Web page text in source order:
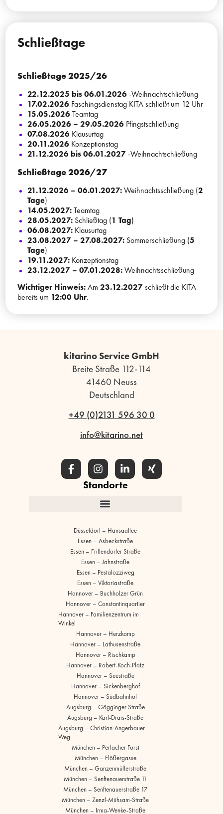
Schließtage
Schließtage 2025/26
22.12.2025 bis 06.01.2026 -Weihnachtschließung
17.02.2026 Faschingsdienstag KITA schließt um 12 Uhr
15.05.2026 Teamtag
26.05.2026 – 29.05.2026 Pfingstschließung
07.08.2026 Klausurtag
20.11.2026 Konzeptionstag
21.12.2026 bis 06.01.2027-Weihnachtschließung
Schließtage 2026/27
21.12.2026 – 06.01.2027:Weihnachtsschließung (2
Tage)
14.05.2027:Teamtag
28.05.2027: Schließtag (1 Tag)
06.08.2027: Klausurtag
23.08.2027 – 27.08.2027: Sommerschließung (5
Tage)
19.11.2027: Konzeptionstag
23.12.2027 – 07.01.2028:Weihnachtsschließung
Wichtiger Hinweis:Am 23.12.2027schließt die KITA
bereits um 12:00 Uhr.
kitarino Service GmbH
Breite Straße 112-114
41460 Neuss
Deutschland
+49 (0)2131 596 30 0
info@kitarino.net
Standorte
Düsseldorf – Hansaallee
Essen – Asbeckstraße
Essen – Frillendorfer Straße
Essen – Jahnstraße
Essen – Pestalozziweg
Essen – Viktoriastraße
Hannover – Buchholzer Grün
Hannover – Constantinquartier
Hannover – Familienzentrum im
Winkel
Hannover – Herzkamp
Hannover – Lathusenstraße
Hannover – Rischkamp
Hannover – Robert-Koch-Platz
Hannover – Seestraße
Hannover – Sickenberghof
Hannover – Südbahnhof
Augsburg – Gögginger Straße
Augsburg – Karl-Drais-Straße
Augsburg – Christian-Angerbauer-
Weg
München – Perlacher Forst
München – Flößergasse
München – Ganzenmüllerstraße
München – Senftenauerstraße 11
München – Senftenauerstraße 17
München – Zenzl-Mühsam-Straße
München – Irma-Wenke-Straße